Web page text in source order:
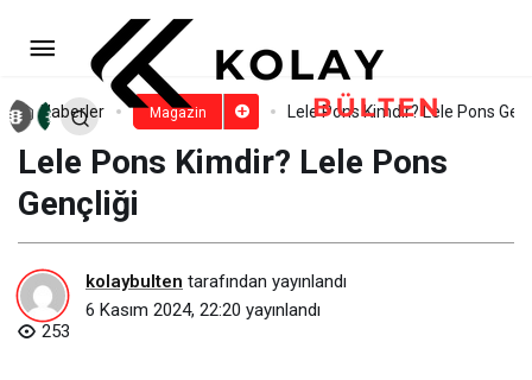
Haberler Magazin Lele Pons Kimdir? Lele Pons
Lele Pons Kimdir? Lele Pons
Gençliği
kolaybulten tarafından yayınlandı
6 Kasım 2024, 22:20 yayınlandı
253
Emily Ratajkowski Boyu, Kilosu,
Göz Rengi ve Vücut Ölçüleri
Yorum Yap Paylaş